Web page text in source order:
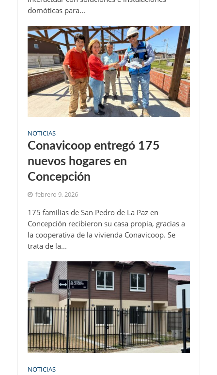
domóticas para...
NOTICIAS
Conavicoop entregó 175
nuevos hogares en
Concepción
febrero 9, 2026
175 familias de San Pedro de La Paz en
Concepción recibieron su casa propia, gracias a
la cooperativa de la vivienda Conavicoop. Se
trata de la...
NOTICIAS